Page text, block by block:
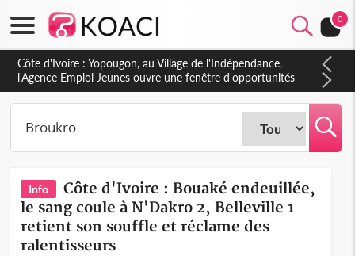
0
Côte d'Ivoire : CHU de Treichville, après la fronde, les agents
contractuels obtiennent un accord avec la direction sur les
arriérés du SMIG 2023
Info
Côte d'Ivoire : Bouaké endeuillée,
le sang coule à N'Dakro 2, Belleville 1
retient son souffle et réclame des
ralentisseurs